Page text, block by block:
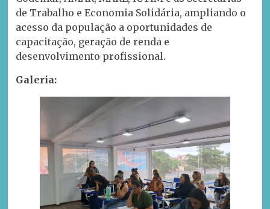
de Trabalho e Economia Solidária, ampliando o
acesso da população a oportunidades de
capacitação, geração de renda e
desenvolvimento profissional.
Galeria: